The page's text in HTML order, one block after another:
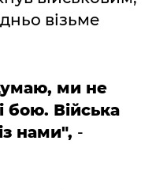
візьме
ми не
бою. Війська
нами", -